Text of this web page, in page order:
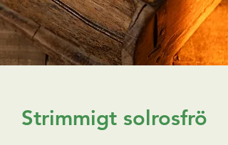
Strimmigt solrosfrö